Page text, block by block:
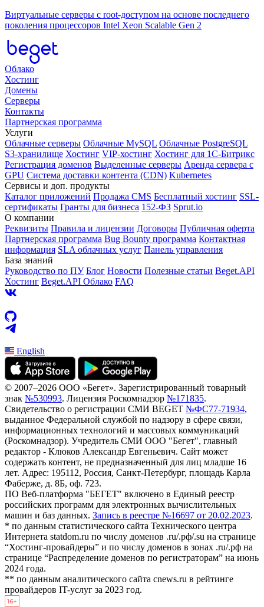
Виртуальные серверы c root-доступом на основе последнего
поколения процессоров Intel Xeon Scalable Gen 2
Облако
Хостинг
Домены
Серверы
Контакты
Партнерская программа
Услуги
Облачные серверы Облачные MySQL Облачные PostgreSQL
S3-хранилище Хостинг VIP-хостинг Хостинг для 1C-Битрикс
Регистрация доменов Выделенные серверы Аренда сервера с
GPU Система доставки контента (CDN) Kubernetes
Cервисы и доп. продукты
Каталог приложений Продажа CMS Бесплатный хостинг SSL-
сертификаты Гранты для бизнеса 152-ФЗ Sprut.io
О компании
Реквизиты Правила и лицензии Договоры Публичная оферта
Партнерская программа Bug Bounty программа Контактная
информация SLA облачных услуг Панель управления
База знаний
Руководство по ПУ Блог Новости Полезные статьи Beget.API
Хостинг Beget.API Облако FAQ
English
© 2007–2026 ООО «Бегет». Зарегистрированный товарный
знак №530993. Лицензия Роскомнадзор №171835.
Свидетельство о регистрации СМИ BEGET №ФС77-71934,
выданное Федеральной службой по надзору в сфере связи,
информационных технологий и массовых коммуникаций
(Роскомнадзор). Учредитель СМИ ООО "Бегет", главный
редактор - Клюков Александр Евгеньевич. Сайт может
содержать контент, не предназначенный для лиц младше 16
лет. Адрес: 195112, Россия, Санкт-Петербург, площадь Карла
Фаберже, д. 8Б, оф. 723.
ПО Веб-платформа "БЕГЕТ" включено в Единый реестр
российских программ для электронных вычислительных
машин и баз данных. Запись в реестре №16697 от 20.02.2023.
* по данным статистического сайта Технического центра
Интернета statdom.ru по числу доменов .ru/.рф/.su на странице
“Хостинг-провайдеры” и по числу доменов в зонах .ru/.рф на
странице “Распределение доменов по регистраторам” на июнь
2024 года.
** по данным аналитического сайта cnews.ru в рейтинге
провайдеров IT-услуг за 2023 год.